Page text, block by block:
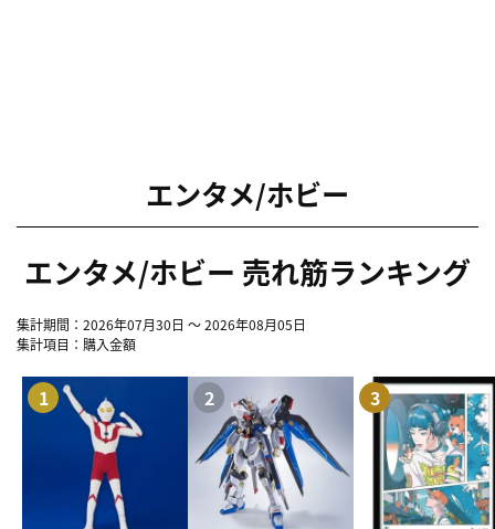
エンタメ/ホビー
エンタメ/ホビー 売れ筋ランキング
集計期間：2026年07月30日 ～ 2026年08月05日
集計項目：購入金額
1 2 3